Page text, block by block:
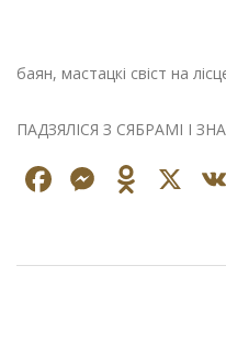
баян, мастацкі свіст на
ПАДЗЯЛІСЯ З СЯБРАМІ І
Facebook
X